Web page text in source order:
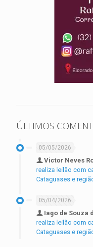
ÚLTIMOS
05/05/2026
Victor Neves
realiza leilão com
Cataguases e
05/04/2026
Iago de Souza
realiza leilão com
Cataguases e